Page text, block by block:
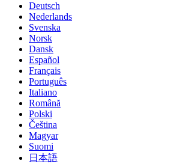
Deutsch
Nederlands
Svenska
Norsk
Dansk
Español
Français
Português
Italiano
Română
Polski
Čeština
Magyar
Suomi
日本語